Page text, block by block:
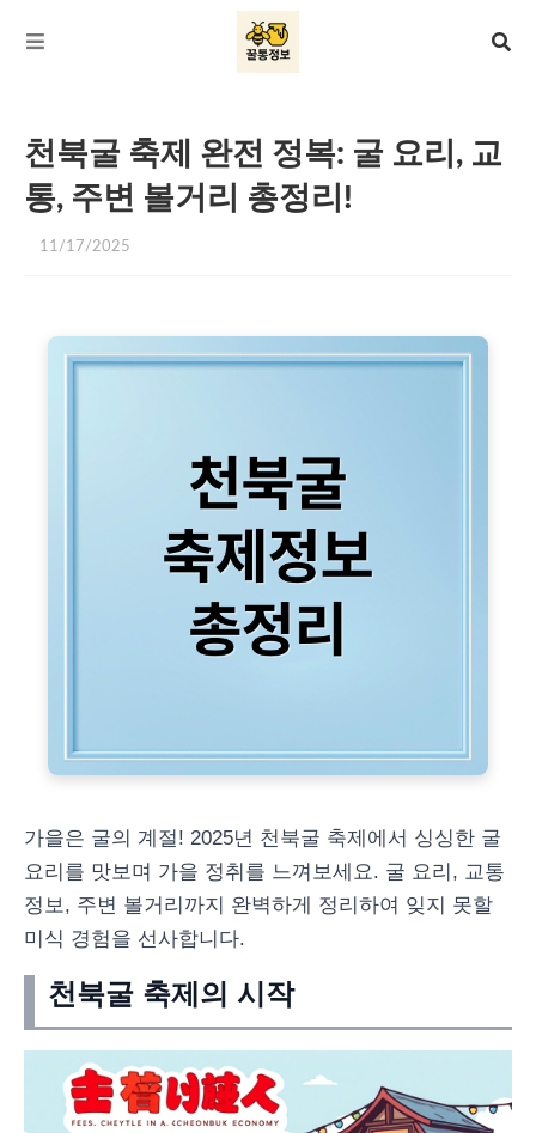
천북굴 축제 완전 정복: 굴 요리, 교
통, 주변 볼거리 총정리!
11/17/2025
가을은 굴의 계절! 2025년 천북굴 축제에서 싱싱한 굴
요리를 맛보며 가을 정취를 느껴보세요. 굴 요리, 교통
정보, 주변 볼거리까지 완벽하게 정리하여 잊지 못할
미식 경험을 선사합니다.
천북굴 축제의 시작